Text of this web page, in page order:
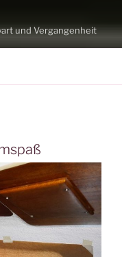
und Vergangenheit